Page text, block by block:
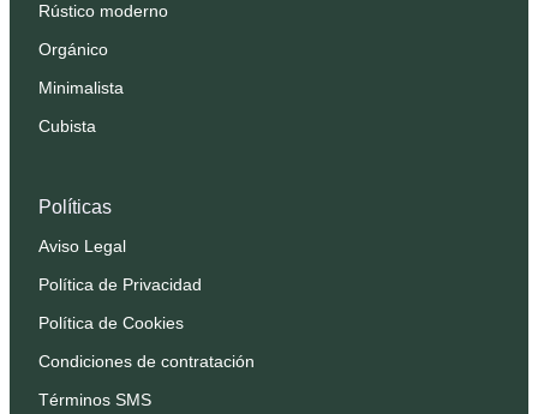
Rústico moderno
Orgánico
Minimalista
Cubista
Políticas
Aviso Legal
Política de Privacidad
Política de Cookies
Condiciones de contratación
Términos SMS